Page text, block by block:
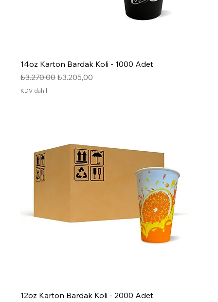
14oz Karton Bardak Koli - 1000 Adet
Normal Fiyat
₺3.270,00İndirimli Fiyat
₺3.205,00
KDV dahil
12oz Karton Bardak Koli - 2000 Adet